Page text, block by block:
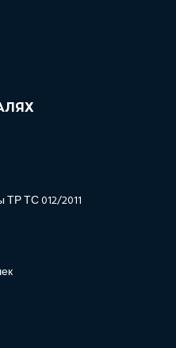
ТС 012/2011